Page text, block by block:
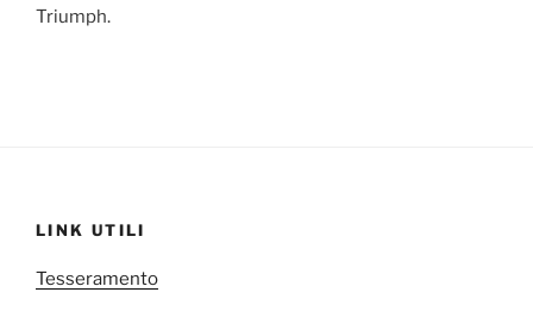
Triumph.
LINK UTILI
Tesseramento